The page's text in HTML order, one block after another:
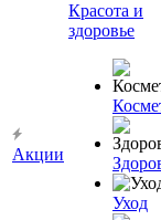
Акции
Красота и
здоровье
Уход